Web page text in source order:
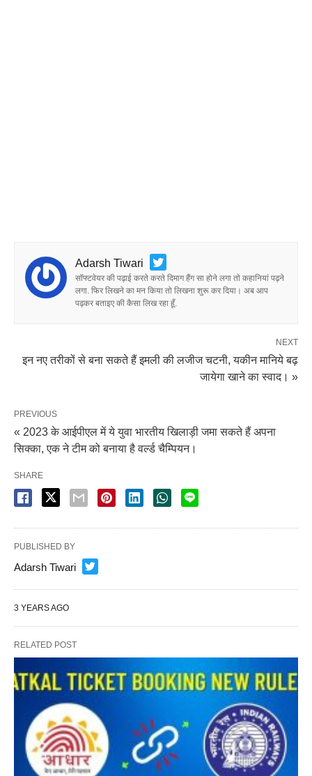
Adarsh Tiwari
सॉफ्टवेयर की पढ़ाई करते करते दिमाग हैंग सा होने लगा तो कहानियां पढ़ने
लगा. फिर लिखने का मन किया तो लिखना शुरू कर दिया। अब आप
पढ़कर बताइए की कैसा लिख रहा हूँ.
NEXT
इन नए तरीकों से बना सकते हैं इमली की लजीज चटनी, यकीन मानिये बढ़
जायेगा खाने का स्वाद। »
PREVIOUS
« 2023 के आईपीएल में ये युवा भारतीय खिलाड़ी जमा सकते हैं अपना
सिक्का, एक ने टीम को बनाया है वर्ल्ड चैम्पियन।
SHARE
PUBLISHED BY
Adarsh Tiwari
3 YEARS AGO
RELATED POST